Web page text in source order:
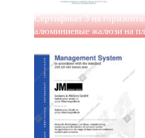
Сертификат 3 на
алюминиевые жалюзи на